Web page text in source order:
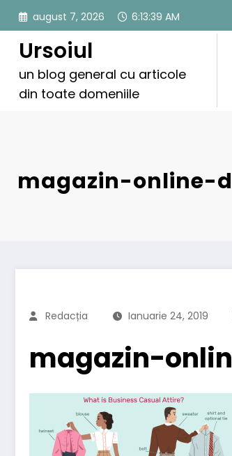
conținut
august 7, 2026 6:13:40 AM
Ursoiul
un blog general cu articole
din toate domeniile
magazin-online-
Redacția Ianuarie 24, 2019
magazin-